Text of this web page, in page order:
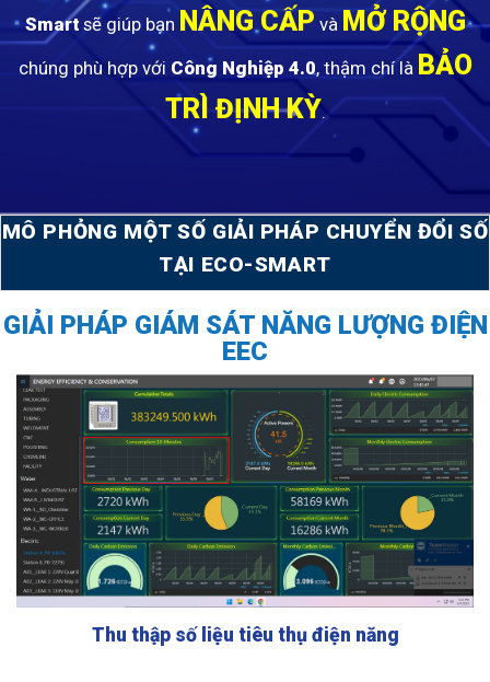
Smart sẽ giúp bạn NÂNG CẤP vàMỞ RỘNG
chúng phù hợp với Công Nghiệp 4.0, thậm chí là BẢO
TRÌ ĐỊNH KỲ.
MÔ PHỎNG MỘT SỐ GIẢI PHÁP CHUYỂN ĐỔI SỐ
TẠI ECO-SMART
GIẢI PHÁP GIÁM SÁT NĂNG LƯỢNG ĐIỆN
EEC
Thu thập số liệu tiêu thụ điện năng